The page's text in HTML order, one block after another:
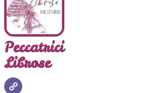
Peccatrici
Librose